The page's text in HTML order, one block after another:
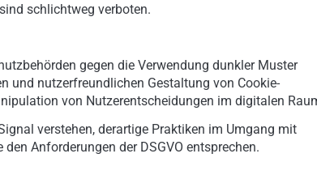
schlichtweg verboten.
gegen die Verwendung dunkler Muster
und nutzerfreundlichen Gestaltung von Cookie-
von Nutzerentscheidungen im digitalen
verstehen, derartige Praktiken im Umgang mit
Anforderungen der DSGVO entsprechen.